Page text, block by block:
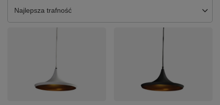
Zmień sortowanie
Najlepsza trafność